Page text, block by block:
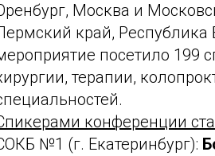
Москва и
край, Республика
посетило 199
терапии,
конференции
№1 (г. Екатеринбург):